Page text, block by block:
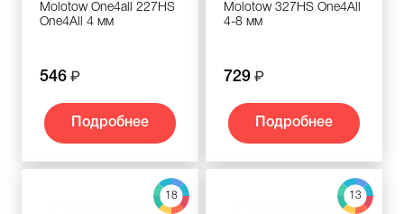
Molotow One4all 227HS
One4All 4 мм
546
Подробнее
Molotow 327HS One4All
4-8 мм
729
Подробнее
18 13